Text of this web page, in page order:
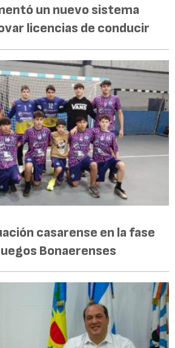
un nuevo sistema
licencias de conducir
casarense en la fase
Bonaerenses